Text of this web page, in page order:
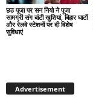
छठ पूजा पर सन नियो ने पूजा
सामग्री संग बांटी खुशियां, बिहार घाटों
और रेलवे स्टेशनों पर दी विशेष
सुविधाएं
Advertisement